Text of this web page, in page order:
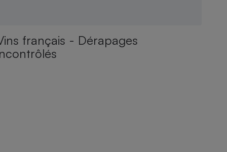
français - Dérapages